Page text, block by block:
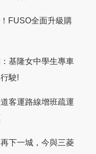
FUSO全面升級購
基隆女中學生專車
駛!
客運路線增班疏運
下一城，今與三菱